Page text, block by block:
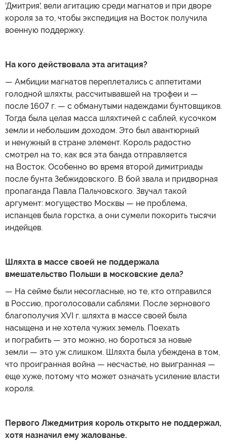
'Дмитрия', вели агитацию среди магнатов и при дворе
короля за то, чтобы экспедиция на Восток получила
военную поддержку.
На кого действовала эта агитация?
— Амбиции магнатов переплетались с аппетитами
голодной шляхты, рассчитывавшей на трофеи и —
после 1607 г. — с обманутыми надеждами бунтовщиков.
Тогда была целая масса шляхтичей с саблей, кусочком
земли и небольшим доходом. Это был авантюрный
и ненужный в стране элемент. Король радостно
смотрел на то, как вся эта банда отправляется
на Восток. Особенно во время второй димитриады
после бунта Зебжидовского. В бой звала и придворная
пропаганда Павла Пальчовского. Звучал такой
аргумент: могущество Москвы — не проблема,
испанцев была горстка, а они сумели покорить тысячи
индейцев.
Шляхта в массе своей не поддержала
вмешательство Польши в московские дела?
— На сейме были несогласные, но те, кто отправился
в Россию, проголосовали саблями. После зернового
благополучия XVI г. шляхта в массе своей была
насыщена и не хотела чужих земель. Поехать
и пограбить — это можно, но бороться за новые
земли — это уж слишком. Шляхта была убеждена в том,
что проигранная война — несчастье, но выигранная —
еще хуже, потому что может означать усиление власти
короля.
Первого Лжедмитрия король открыто не поддержал,
хотя назначил ему жалованье.